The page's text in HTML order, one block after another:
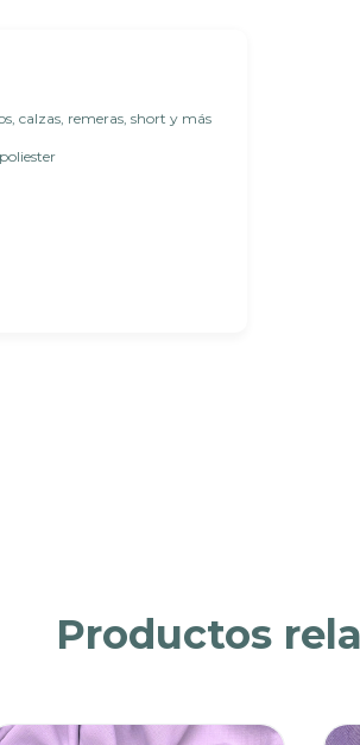
calzas, remeras, short y más
Productos